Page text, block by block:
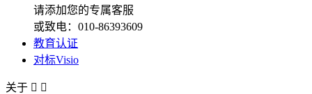
请添加您的专属客服
或致电：010-86393609
教育认证
对标Visio
关于  